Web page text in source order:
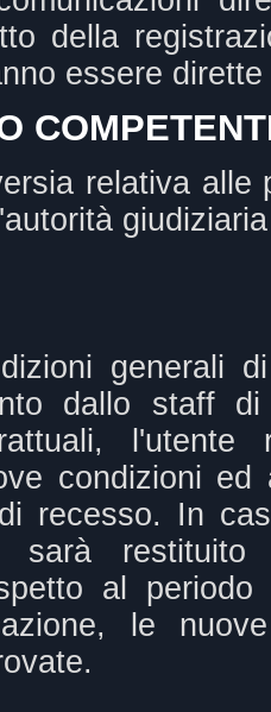
della
essere
relativa alle
generali
dallo staff
condizioni
recesso. In
sarà
al
le